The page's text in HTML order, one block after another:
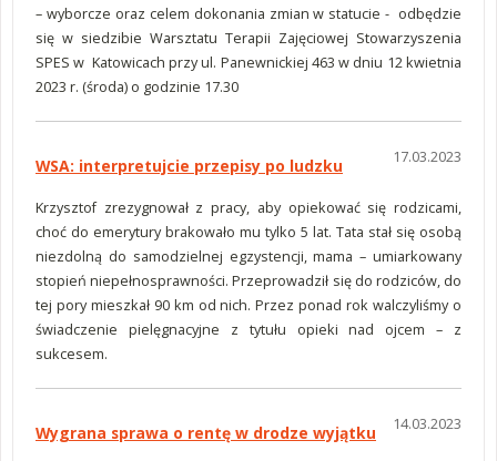
– wyborcze oraz celem dokonania zmian w statucie - odbędzie
się w siedzibie Warsztatu Terapii Zajęciowej Stowarzyszenia
SPES w Katowicach przy ul. Panewnickiej 463 w dniu 12 kwietnia
2023 r. (środa) o godzinie 17.30
17.03.2023
WSA: interpretujcie przepisy po ludzku
Krzysztof zrezygnował z pracy, aby opiekować się rodzicami,
choć do emerytury brakowało mu tylko 5 lat. Tata stał się osobą
niezdolną do samodzielnej egzystencji, mama – umiarkowany
stopień niepełnosprawności. Przeprowadził się do rodziców, do
tej pory mieszkał 90 km od nich. Przez ponad rok walczyliśmy o
świadczenie pielęgnacyjne z tytułu opieki nad ojcem – z
sukcesem.
14.03.2023
Wygrana sprawa o rentę w drodze wyjątku